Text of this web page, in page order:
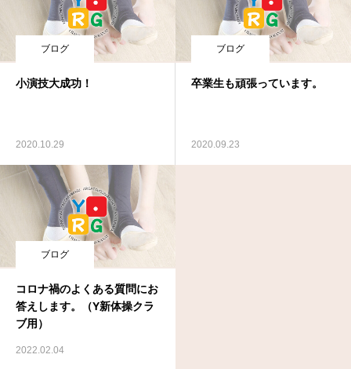
ブログ
小演技大成功！
2020.10.29
ブログ
卒業生も頑張っています。
2020.09.23
ブログ
コロナ禍のよくある質問にお
答えします。（Y新体操クラ
ブ用）
2022.02.04